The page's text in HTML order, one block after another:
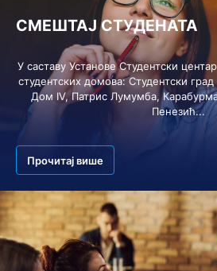
СМЕШТАЈ СТУДЕНАТА
У саставу Установе Студентски
студентских домова: Студентски
Дом IV, Патрис Лумумба,
Пенезић...
Прочитај више